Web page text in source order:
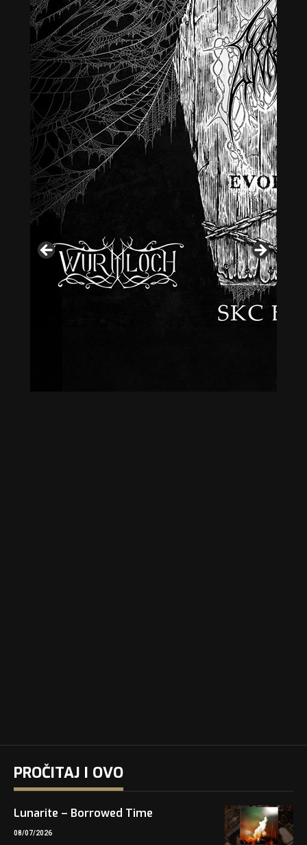
PROČITAJ I OVO
Lunarite – Borrowed Time
08/07/2026